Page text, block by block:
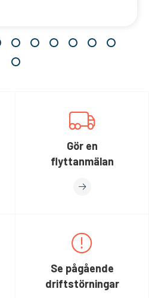
Gör en
flyttanmälan
Se pågående
driftstörningar